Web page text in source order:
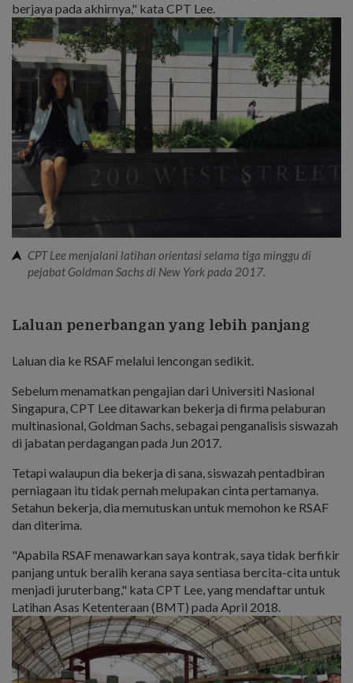
berjaya pada akhirnya," kata CPT Lee.
CPT Lee menjalani latihan orientasi selama tiga minggu di
pejabat Goldman Sachs di New York pada 2017.
Laluan penerbangan yang lebih panjang
Laluan dia ke RSAF melalui lencongan sedikit.
Sebelum menamatkan pengajian dari Universiti Nasional
Singapura, CPT Lee ditawarkan bekerja di firma pelaburan
multinasional, Goldman Sachs, sebagai penganalisis siswazah
di jabatan perdagangan pada Jun 2017.
Tetapi walaupun dia bekerja di sana, siswazah pentadbiran
perniagaan itu tidak pernah melupakan cinta pertamanya.
Setahun bekerja, dia memutuskan untuk memohon ke RSAF
dan diterima.
"Apabila RSAF menawarkan saya kontrak, saya tidak berfikir
panjang untuk beralih kerana saya sentiasa bercita-cita untuk
menjadi juruterbang," kata CPT Lee, yang mendaftar untuk
Latihan Asas Ketenteraan (BMT) pada April 2018.